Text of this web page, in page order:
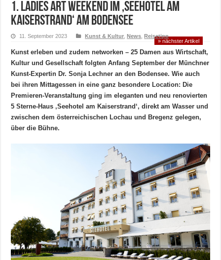
1. Ladies Art Weekend im ‚Seehotel am
Kaiserstrand‘ am Bodensee
11. September 2023 Kunst & Kultur ,News ,Reisetipp
» nächster Artikel
Kunst erleben und zudem networken – 25 Damen aus Wirtschaft,
Kultur und Gesellschaft folgten Anfang September der Münchner
Kunst-Expertin Dr. Sonja Lechner an den Bodensee. Wie auch
bei ihren Mittagessen in eine ganz besondere Location: Die
Premieren-Veranstaltung ging im eleganten und neu renovierten
5 Sterne-Haus ‚Seehotel am Kaiserstrand‘, direkt am Wasser und
zwischen dem österreichischen Lochau und Bregenz gelegen,
über die Bühne.